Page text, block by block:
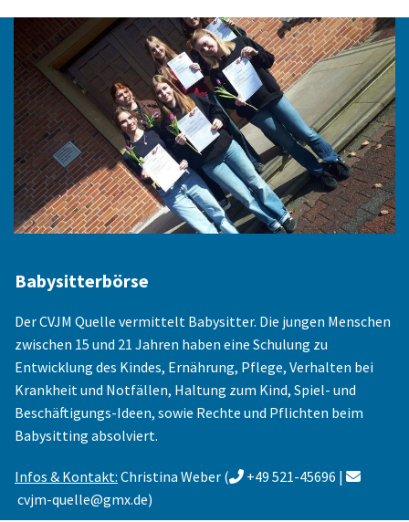
Babysitterbörse
Der CVJM Quelle vermittelt Babysitter. Die jungen Menschen
zwischen 15 und 21 Jahren haben eine Schulung zu
Entwicklung des Kindes, Ernährung, Pflege, Verhalten bei
Krankheit und Notfällen, Haltung zum Kind, Spiel- und
Beschäftigungs-Ideen, sowie Rechte und Pflichten beim
Babysitting absolviert.
Infos & Kontakt: Christina Weber ( +49 521-45696 | 
cvjm-quelle@gmx.de)